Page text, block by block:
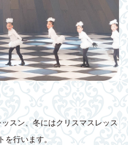
スン、冬にはクリスマスレッス
を行います。